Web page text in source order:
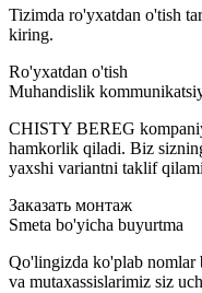
Tizimda ro'yxatdan o'tish
kiring.
Ro'yxatdan o'tish
Muhandislik
CHISTY BEREG
hamkorlik qiladi. Biz
yaxshi variantni taklif
Заказать монтаж
Smeta bo'yicha buyurtma
Qo'lingizda ko'plab nomlar
va mutaxassislarimiz siz